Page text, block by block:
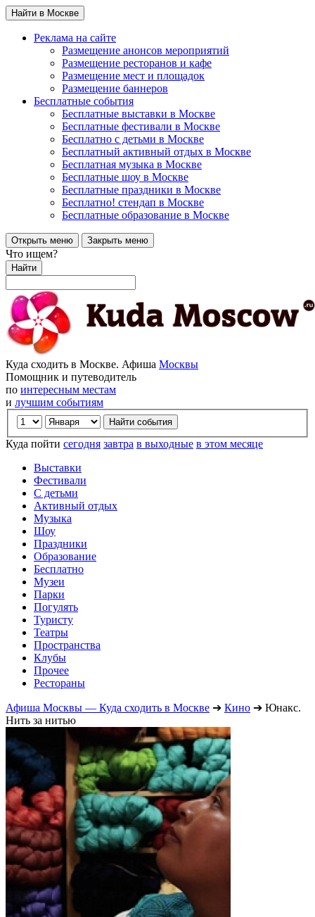
Найти в Москве
Реклама на сайте
Размещение анонсов мероприятий
Размещение ресторанов и кафе
Размещение мест и площадок
Размещение баннеров
Бесплатные события
Бесплатные выставки в Москве
Бесплатные фестивали в Москве
Бесплатно с детьми в Москве
Бесплатный активный отдых в Москве
Бесплатная музыка в Москве
Бесплатные шоу в Москве
Бесплатные праздники в Москве
Бесплатно! стендап в Москве
Бесплатные образование в Москве
Открыть меню Закрыть меню
Что ищем?
Найти
Куда сходить в Москве. Афиша Москвы
Помощник и путеводитель
по интересным местам
и лучшим событиям
Куда пойти сегодня завтра в выходные в этом месяце
Выставки
Фестивали
С детьми
Активный отдых
Музыка
Шоу
Праздники
Образование
Бесплатно
Музеи
Парки
Погулять
Туристу
Театры
Пространства
Клубы
Прочее
Рестораны
Афиша Москвы — Куда сходить в Москве ➔ Кино ➔ Юнакс.
Нить за нитью